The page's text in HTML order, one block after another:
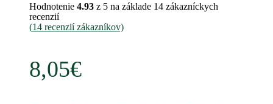
Hodnotenie 4.93 z 5 na základe 14 zákazníckych
recenzií
(14 recenzií zákazníkov)
8,05€